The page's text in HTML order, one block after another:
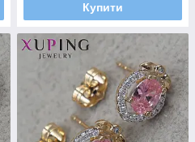
Купити